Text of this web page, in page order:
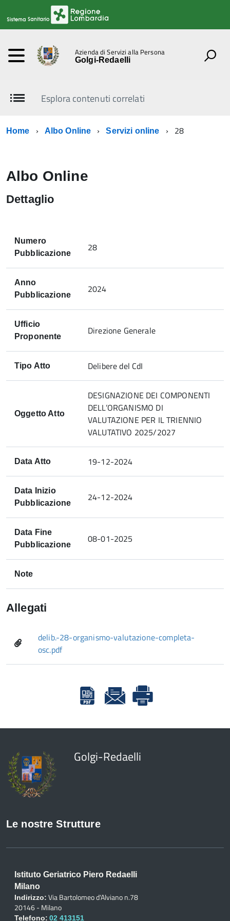
Azienda di Servizi alla Persona
Golgi-Redaelli
Esplora contenuti correlati
Home Albo Online Servizi online 28
Albo Online
Dettaglio
Numero
Pubblicazione
28
Anno
Pubblicazione
2024
Ufficio
Proponente
Direzione Generale
Tipo Atto Delibere del CdI
Oggetto Atto
DESIGNAZIONE DEI COMPONENTI
DELL’ORGANISMO DI
VALUTAZIONE PER IL TRIENNIO
VALUTATIVO 2025/2027
Data Atto 19-12-2024
Data Inizio
Pubblicazione
24-12-2024
Data Fine
Pubblicazione
08-01-2025
Note
Allegati
delib.-28-organismo-valutazione-completa-
osc.pdf
Golgi-Redaelli
Le nostre Strutture
Istituto Geriatrico Piero Redaelli
Milano
Indirizzo: Via Bartolomeo d'Alviano n.78
20146 - Milano
Telefono: 02 413151